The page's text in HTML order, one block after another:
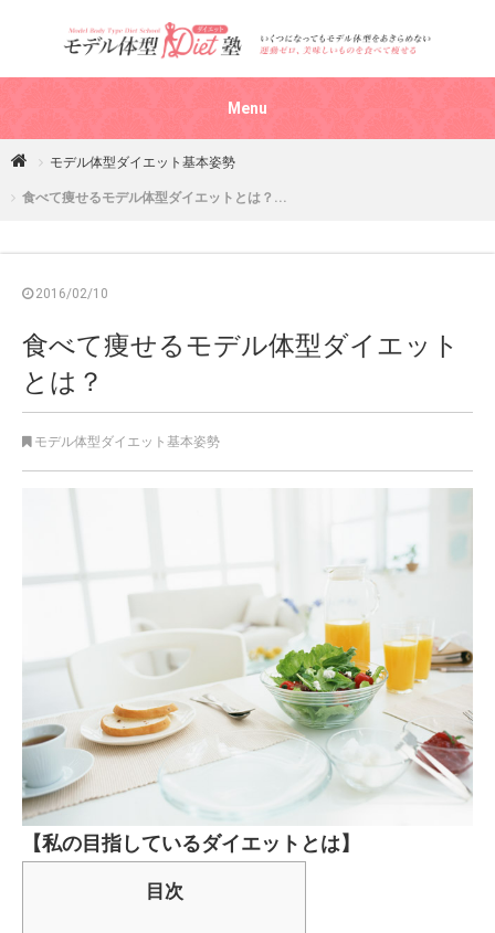
Menu
４７歳半年で１０キロ減！標準体重からモデル体型を目指す！モ
デル体型ダイエット塾ができるまで
専業主婦歴２２年のお金もなくコネもなく英検2級の資格しかない
モデル体型ダイエット基本姿勢
受講生のダイエット結果
モデル体型ダイエット基本姿勢
食べて痩せるモデル体型ダイエットとは？...
2016/02/10
食べて痩せるモデル体型ダイエット
とは？
モデル体型ダイエット基本姿勢
【私の目指しているダイエットとは】
目次